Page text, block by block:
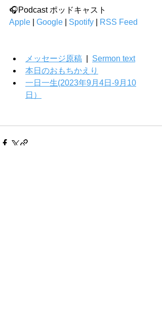
🎧Podcast ポッドキャスト
Apple
Google Spotify RSS Feed
メッセージ原稿
Sermon text
本日のおもちかえり
一日一生(2023年9月4日-9月10
日）